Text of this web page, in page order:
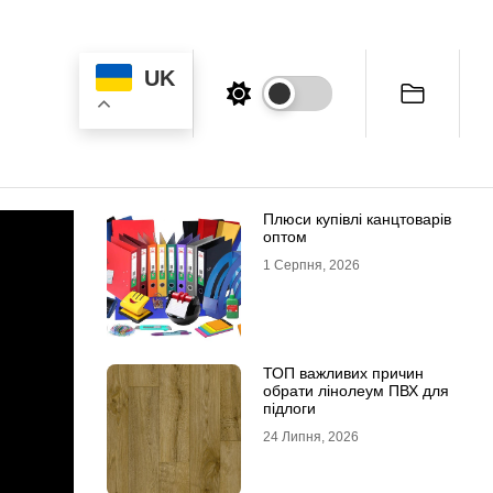
UK
Плюси купівлі канцтоварів
оптом
1 Серпня, 2026
ТОП важливих причин
обрати лінолеум ПВХ для
підлоги
24 Липня, 2026